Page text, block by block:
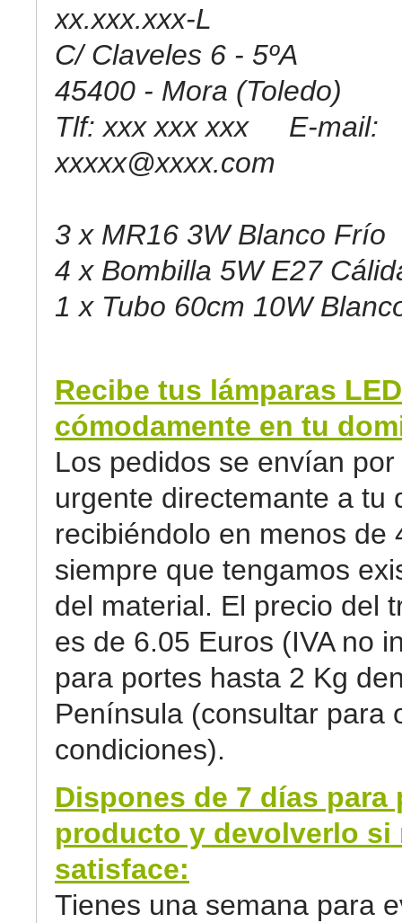
xx.xxx.xxx-L
C/ Claveles 6 - 5ºA
45400 - Mora (Toledo)
Tlf: xxx xxx xxx E-mail:
xxxxx@xxxx.com
3 x MR16 3W Blanco Frío
4 x Bombilla 5W E27
1 x Tubo 60cm 10W
Recibe tus lámparas LED
cómodamente en tu
Los pedidos se envían
urgente directemante a tu
recibiéndolo en menos de
siempre que tengamos
del material. El precio del
es de 6.05 Euros (IVA no
para portes hasta 2 Kg
Península (consultar para
condiciones).
Dispones de 7 días para
producto y devolverlo si
satisface:
Tienes una semana para